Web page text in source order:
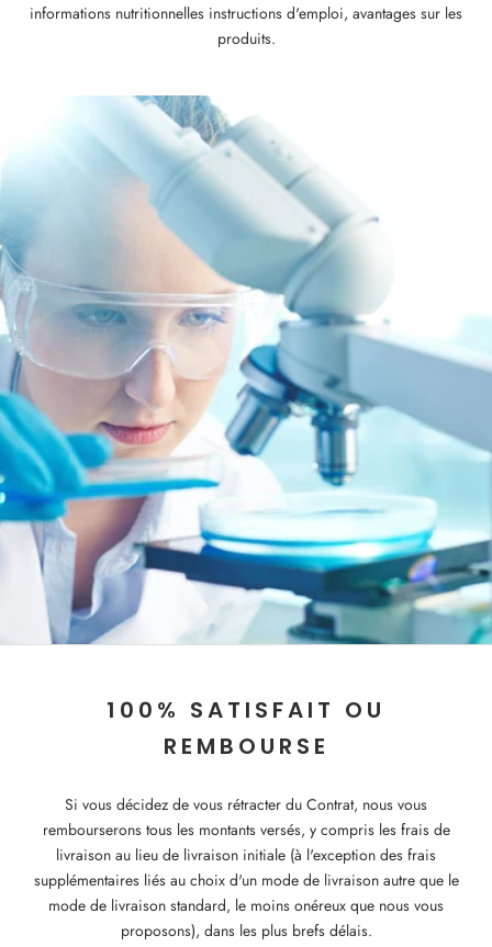
informations nutritionnelles instructions d'emploi, avantages sur les
produits.
100% SATISFAIT OU
REMBOURSE
Si vous décidez de vous rétracter du Contrat, nous vous
rembourserons tous les montants versés, y compris les frais de
livraison au lieu de livraison initiale (à l'exception des frais
supplémentaires liés au choix d'un mode de livraison autre que le
mode de livraison standard, le moins onéreux que nous vous
proposons), dans les plus brefs délais.